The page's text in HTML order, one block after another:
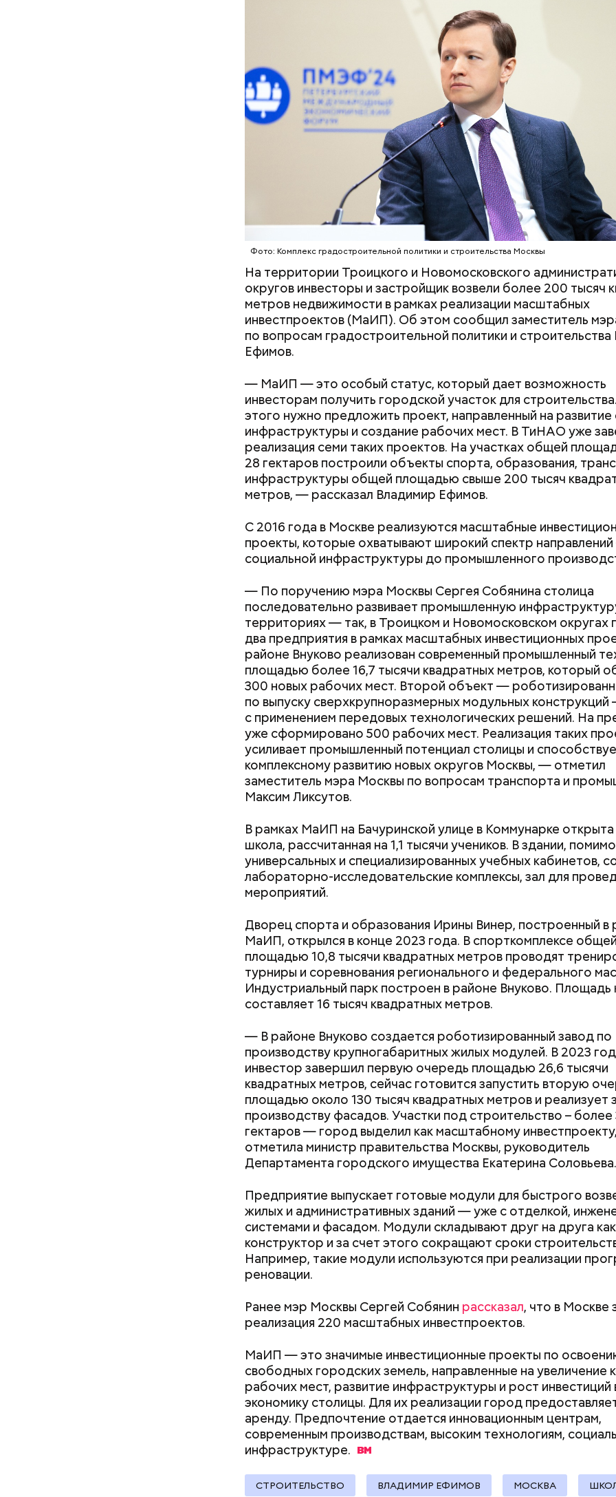
Фото: Комплекс градостроительной политики и строительства Москвы
На территории Троицкого и Новомосковского
округов инвесторы и застройщик возвели более 200 тысяч
метров недвижимости в рамках реализации масштабных
инвестпроектов (МаИП). Об этом сообщил заместитель
по вопросам градостроительной политики и
Ефимов.
— МаИП — это особый статус, который дает возможность
инвесторам получить городской участок для
этого нужно предложить проект, направленный на развитие
инфраструктуры и создание рабочих мест. В ТиНАО уже
реализация семи таких проектов. На участках общей
28 гектаров построили объекты спорта, образования,
инфраструктуры общей площадью свыше 200 тысяч
метров, — рассказал Владимир Ефимов.
С 2016 года в Москве реализуются масштабные
проекты, которые охватывают широкий спектр
социальной инфраструктуры до промышленного
— По поручению мэра Москвы Сергея Собянина столица
последовательно развивает промышленную
территориях — так, в Троицком и Новомосковском округах
два предприятия в рамках масштабных инвестиционных
районе Внуково реализован современный промышленный
площадью более 16,7 тысячи квадратных метров, который
300 новых рабочих мест. Второй объект —
по выпуску сверхкрупноразмерных модульных
с применением передовых технологических решений. На
уже сформировано 500 рабочих мест. Реализация таких
усиливает промышленный потенциал столицы и
комплексному развитию новых округов Москвы, — отметил
заместитель мэра Москвы по вопросам транспорта и
Максим Ликсутов.
В рамках МаИП на Бачуринской улице в Коммунарке
школа, рассчитанная на 1,1 тысячи учеников. В здании, помимо
универсальных и специализированных учебных кабинетов,
лабораторно-исследовательские комплексы, зал для
мероприятий.
Дворец спорта и образования Ирины Винер, построенный в
МаИП, открылся в конце 2023 года. В спорткомплексе общей
площадью 10,8 тысячи квадратных метров проводят
турниры и соревнования регионального и федерального
Индустриальный парк построен в районе Внуково. Площадь
составляет 16 тысяч квадратных метров.
— В районе Внуково создается роботизированный завод по
производству крупногабаритных жилых модулей. В 2023
инвестор завершил первую очередь площадью 26,6 тысячи
квадратных метров, сейчас готовится запустить вторую
площадью около 130 тысяч квадратных метров и реализует
производству фасадов. Участки под строительство – более
гектаров — город выделил как масштабному
отметила министр правительства Москвы, руководитель
Департамента городского имущества Екатерина Соловьева.
Предприятие выпускает готовые модули для быстрого
жилых и административных зданий — уже с отделкой,
системами и фасадом. Модули складывают друг на друга как
конструктор и за счет этого сокращают сроки
Например, такие модули используются при реализации
реновации.
Ранее мэр Москвы Сергей Собянин рассказал, что в Москве
реализация 220 масштабных инвестпроектов.
МаИП — это значимые инвестиционные проекты по
свободных городских земель, направленные на увеличение
рабочих мест, развитие инфраструктуры и рост инвестиций
экономику столицы. Для их реализации город
аренду. Предпочтение отдается инновационным центрам,
современным производствам, высоким технологиям,
инфраструктуре.
СТРОИТЕЛЬСТВО ВЛАДИМИР ЕФИМОВ МОСКВА
скидки для автовладельцев (заправки, мойки и так далее);
аптеки;
бытовые услуги;
ветеринария и зоотовары;
досуг и развлечения;
кафе и рестораны;
образование (курсы и учебные центры);
одежда;
оптика;
парфюмерия и косметика;
продукты питания (супермаркеты, магазины у дома);
спортивные магазины;
страхование, право и финансы;
бытовая техника и электроника;
товары для дома;
Как найти информацию о льготах и скидках
На главной странице сайтаkarta.mos.ruможно найти
подборки скидок и самые выгодные предложения, которые
на данный момент.
В разделе «Каталог» представлены все предложения
можно включить сортировку по типам льготы,
и услугам, брендам, станциям метро и другим.
лояльности. Там же можно заполнить и отправить заявку на
— Маршрут затрагивает востребованные улицы районов.
образом, жители разных районов смогут как отдыхать, так и
делам по реализованным велополосам и велодорожкам.
Фото: Shutterstock
Где проходит
Маршрут зеленого кольца проходит через:
Парк Покровское-Стрешнево;
украшу: тренды маникюра в
С 1 сентября российские
школьники будут учиться по
новой программе: что
изменится
Быстрее
портятся: какие
нельзя хранить в
холодильнике
Как поменять батареи дома и
Как получить до 100 тысяч
рублей от государства при
трудной ситуации: кто может
претендовать и какие нужны
документы
Как узнать,
реновации в
искать